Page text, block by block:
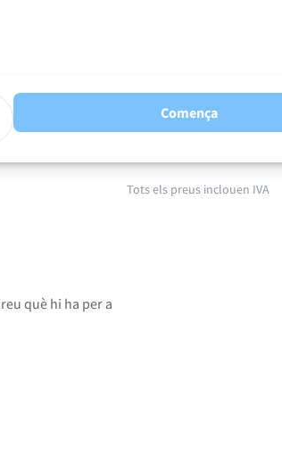
Comença
Tots els preus inclouen IVA
què hi ha per a